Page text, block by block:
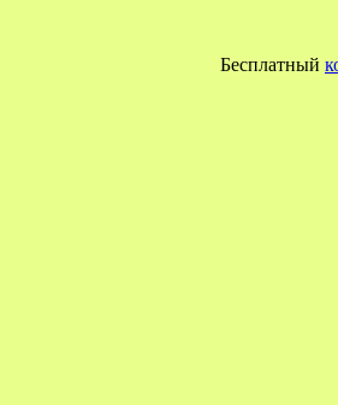
Бесплатный